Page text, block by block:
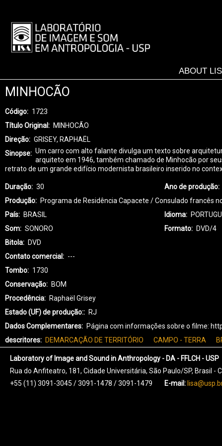
main
content
LISA
MENU
ABOUT
MINHOCÃO
Código
1723
Título Original
MINHOCÃO
Direção
GRISEY, RAPHAËL
Sinopse
Um carro com alto falante divulga um texto sobre
arquiteto em 1946, também chamado de Minhocão por
retrato de um grande edifício modernista brasileiro inserido no
Duração 30 Ano de produção
Produção
Programa de Residência Capacete / Consulado francês
País
BRASIL Idioma
Som
SONORO Formato DVD/4
Bitola
DVD
Contato comercial
---
Tombo
1730
Conservação
BOM
Procedência
Raphaël Grisey
Estado (UF) de produção:
RJ
Dados Complementares
Página com informações sobre o filme:
descritores
DEMARCAÇÃO DE TERRITÓRIO CAMPO - TERRA
Laboratory of Image and Sound in Anthropology - DA - FFLCH - USP
Rua do Anfiteatro, 181, Cidade Universitária, São Paulo/SP, Brasil -
+55 (11) 3091-3045 / 3091-1478 / 3091-1479
E-mail: